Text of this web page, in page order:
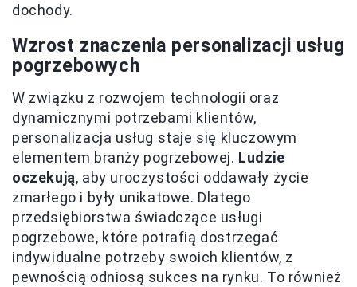
dochody.
Wzrost znaczenia personalizacji usług
pogrzebowych
W związku z rozwojem technologii oraz
dynamicznymi potrzebami klientów,
personalizacja usług staje się kluczowym
elementem branży pogrzebowej. Ludzie
oczekują, aby uroczystości oddawały życie
zmarłego i były unikatowe. Dlatego
przedsiębiorstwa świadczące usługi
pogrzebowe, które potrafią dostrzegać
indywidualne potrzeby swoich klientów, z
pewnością odniosą sukces na rynku. To również